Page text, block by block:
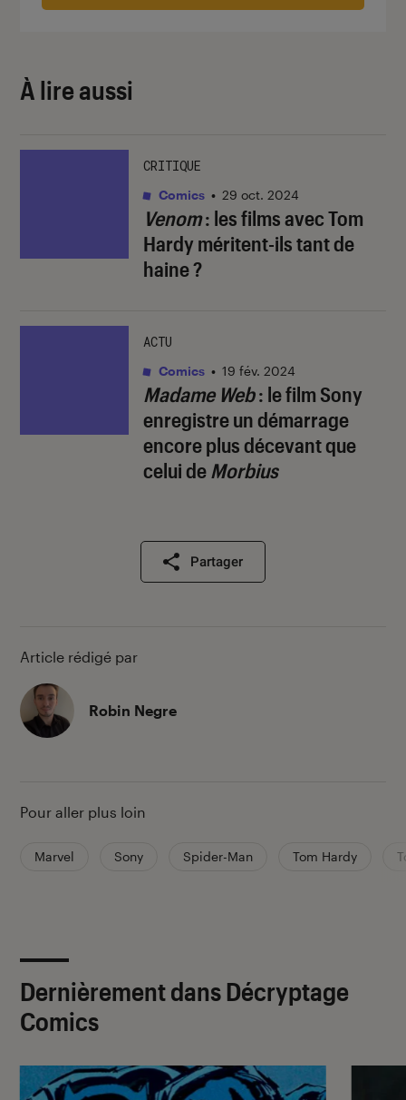
À lire aussi
Venom: les films avec Tom
Hardy méritent-ils tant de
haine ?
CRITIQUE
Comics • 29 oct. 2024
Madame Web: le film Sony
enregistre un démarrage
encore plus décevant que
celui deMorbius
ACTU
Comics • 19 fév. 2024
Partager
Article rédigé par
Robin Negre
Pour aller plus loin
Marvel Sony Spider-Man Tom Hardy
Dernièrement dans Décryptage
Comics